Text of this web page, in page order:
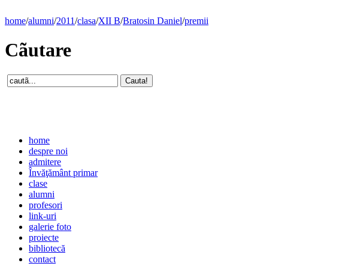
home/alumni/2011/clasa/XII B/Bratosin Daniel/premii
Cãutare
home
despre noi
admitere
Învăţământ primar
clase
alumni
profesori
link-uri
galerie foto
proiecte
bibliotecă
contact